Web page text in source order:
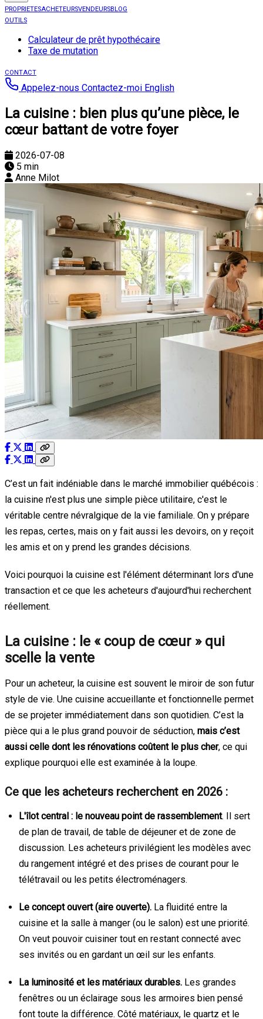
PROPRIETESACHETEURSVENDEURSBLOG
OUTILS
Calculateur de prêt hypothécaire
Taxe de mutation
CONTACT
Appelez-nous Contactez-moi English
La cuisine : bien plus qu’une pièce, le
cœur battant de votre foyer
2026-07-08
5 min
Anne Milot
C’est un fait indéniable dans le marché immobilier québécois :
la cuisine n'est plus une simple pièce utilitaire, c'est le
véritable centre névralgique de la vie familiale. On y prépare
les repas, certes, mais on y fait aussi les devoirs, on y reçoit
les amis et on y prend les grandes décisions.
Voici pourquoi la cuisine est l'élément déterminant lors d'une
transaction et ce que les acheteurs d'aujourd'hui recherchent
réellement.
La cuisine : le « coup de cœur » qui
scelle la vente
Pour un acheteur, la cuisine est souvent le miroir de son futur
style de vie. Une cuisine accueillante et fonctionnelle permet
de se projeter immédiatement dans son quotidien. C’est la
pièce qui a le plus grand pouvoir de séduction, mais c’est
aussi celle dont les rénovations coûtent le plus cher, ce qui
explique pourquoi elle est examinée à la loupe.
Ce que les acheteurs recherchent en 2026 :
L'îlot central : le nouveau point de rassemblement. Il sert
de plan de travail, de table de déjeuner et de zone de
discussion. Les acheteurs privilégient les modèles avec
du rangement intégré et des prises de courant pour le
télétravail ou les petits électroménagers.
Le concept ouvert (aire ouverte). La fluidité entre la
cuisine et la salle à manger (ou le salon) est une priorité.
On veut pouvoir cuisiner tout en restant connecté avec
ses invités ou en gardant un œil sur les enfants.
La luminosité et les matériaux durables. Les grandes
fenêtres ou un éclairage sous les armoires bien pensé
font toute la différence. Côté matériaux, le quartz et le